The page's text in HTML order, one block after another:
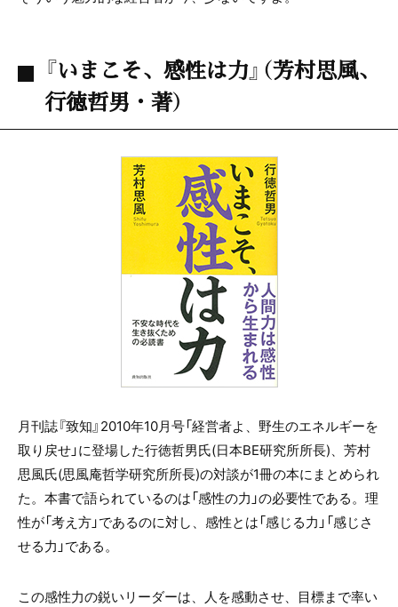
『いまこそ、感性は力』（芳村思風、
行徳哲男・著）
月刊誌『致知』2010年10月号「経営者よ、野生のエネルギーを
取り戻せ」に登場した行徳哲男氏(日本BE研究所所長)、芳村
思風氏(思風庵哲学研究所所長)の対談が1冊の本にまとめられ
た。 本書で語られているのは「感性の力」の必要性である。 理
性が「考え方」であるのに対し、 感性とは「感じる力」「感じさ
せる力」である。
この感性力の鋭いリーダーは、人を感動させ、 目標まで率い